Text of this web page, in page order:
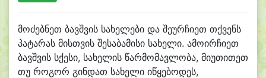
მოძებნეთ ბავშვის სახელები და შეურჩიეთ თქვენს
პატარას მისთვის შესაბამისი სახელი. ამოირჩიეთ
ბავშვის სქესი, სახელის წარმომავლობა, მიუთითეთ
თუ როგორ გინდათ სახელი იწყებოდეს,